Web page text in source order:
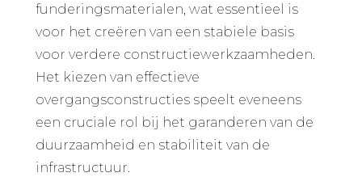
funderingsmaterialen, wat essentieel is
voor het creëren van een stabiele basis
voor verdere constructiewerkzaamheden.
Het kiezen van effectieve
overgangsconstructies speelt eveneens
een cruciale rol bij het garanderen van de
duurzaamheid en stabiliteit van de
infrastructuur.